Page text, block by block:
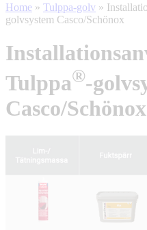
Home » Tulppa-golv »
golvsystem Casco/Schönox
Tulppa®-
Casco/Schönox